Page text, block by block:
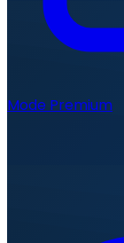
Mode Premium